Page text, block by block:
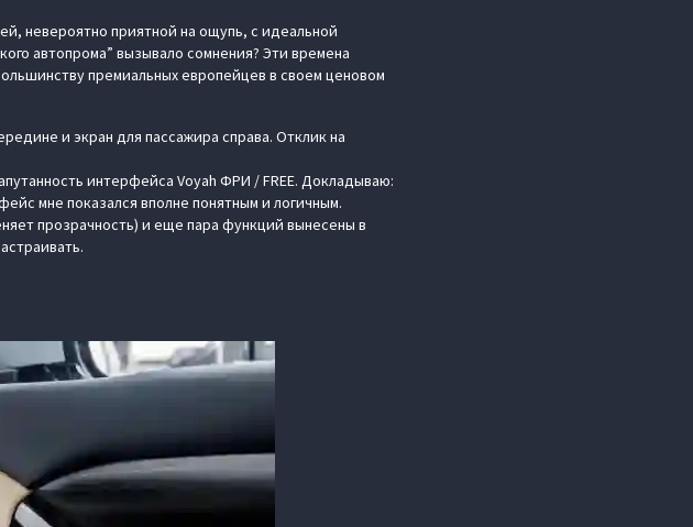
невероятно приятной на ощупь, с идеальной
автопрома” вызывало сомнения? Эти времена
премиальных европейцев в своем ценовом
и экран для пассажира справа. Отклик на
интерфейса Voyah ФРИ / FREE. Докладываю:
мне показался вполне понятным и логичным.
прозрачность) и еще пара функций вынесены в